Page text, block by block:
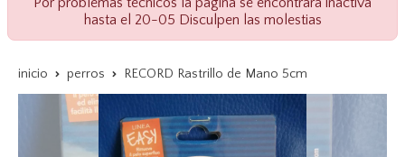
hasta el 20-05 Disculpen las molestias
inicio perros RECORD Rastrillo de Mano 5cm